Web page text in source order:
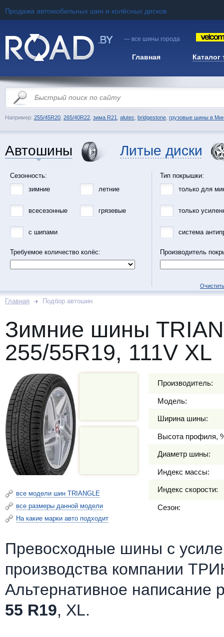
Продажа автомобильных шин и колёсных дисков
— все шины города
Главная Каталог
Например: 255/45R20 265/40R22 зима R21 alutec bridgestone грузовые шины в
Автошины Литые диски
Сезонность:
зимние
летние
всесезонные грязевые
с шипами
Требуемое количество колёс:
Тип покрышки:
только для
только
система
Производитель
Главная Подбор автошин
Зимние шины
255/55R19, 111V XL
все модели шин TRIANGLE
все размеры данной модели
На какие марки авто подходит
Производитель:
Модель:
Ширина шины:
Высота профиля,
Диаметр шины:
Индекс массы:
Индекс скорости:
Сезон:
Превосходные шины c
производства компании
Альтернативное написание
55 R19, XL.